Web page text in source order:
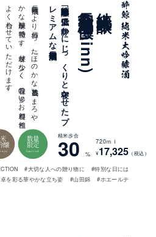
長期熟成酒 慎(Shinn)
純米大吟醸「万」を
低温で
静か
に
じ
っ
く
り
と
寝か
せ
た
プ
レ
ミ
ア
ム
な
長期熟成酒
長期熟成に
よ
り
備わ
っ
た
「ほ
の
か
な
熟成香」と
「ま
ろ
や
か
な
酸味」が
特徴で
す
。
甘味が
少な
く
、
旨味の
多い
お
料理と
相性
よ
く
合わ
せ
て
い
た
だ
け
ま
す
。
醸
数量
限定
limited
精米歩合
30 %
720ｍｌ
¥17,325（税込）
#大切な人への贈り物に
#特別な日には
を彩る華やかな立ち姿 #山田錦
#ホエールテ